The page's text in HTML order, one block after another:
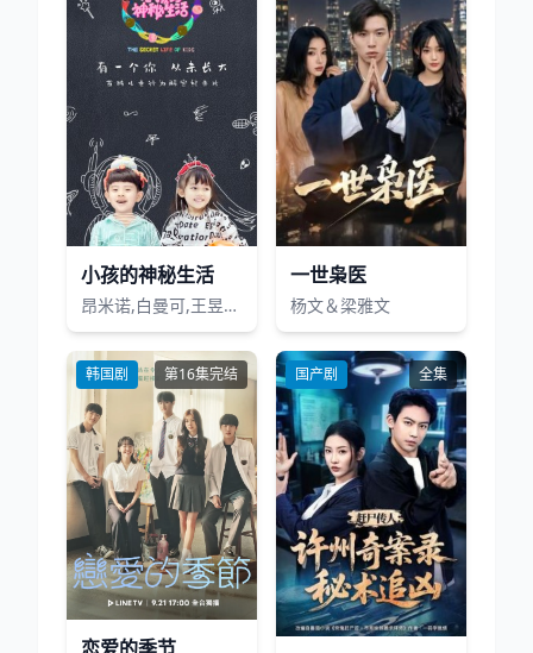
小孩的神秘生活
昂米诺,白曼可,王昱尧,杜程一诺,董政尧,李帝利,王乐頔,苏伊可
一世枭医
杨文＆梁雅文
韩国剧 第16集完结 国产剧 全集